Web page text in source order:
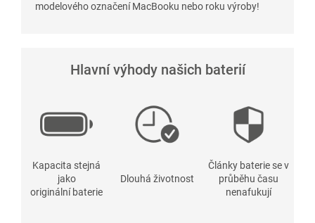
modelového označení MacBooku nebo roku výroby!
Hlavní výhody našich baterií
Kapacita stejná
jako
originální baterie
Dlouhá životnost
Články baterie se v
průběhu času
nenafukují